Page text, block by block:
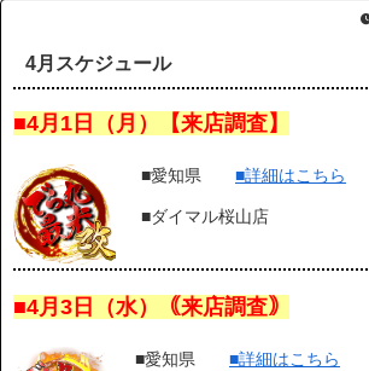
4月スケジュール
■4月1日（月）【来店調査】
■愛知県 ■詳細はこちら
■ダイマル桜山店
■4月3日（水）｟来店調査｠
■愛知県 ■詳細はこちら